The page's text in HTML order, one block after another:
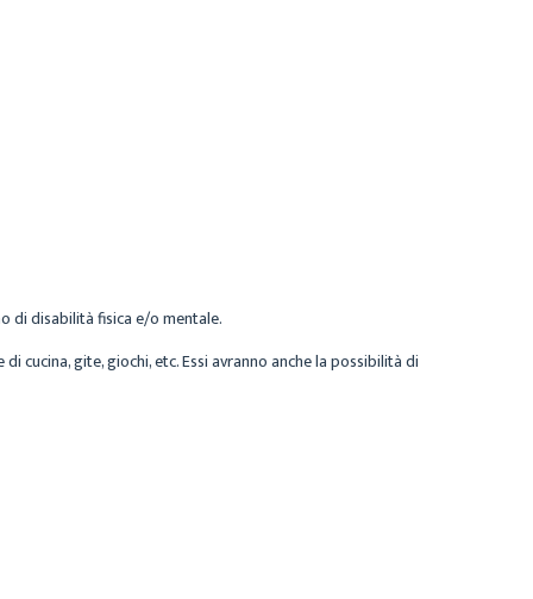
di disabilità fisica e/o mentale.
gite, giochi, etc. Essi avranno anche la possibilità di